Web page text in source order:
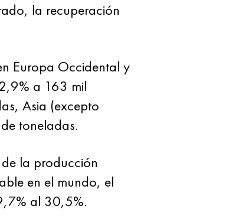
la recuperación
Europa Occidental y
a 163 mil
Asia (excepto
toneladas.
la producción
en el mundo, el
al 30,5%.